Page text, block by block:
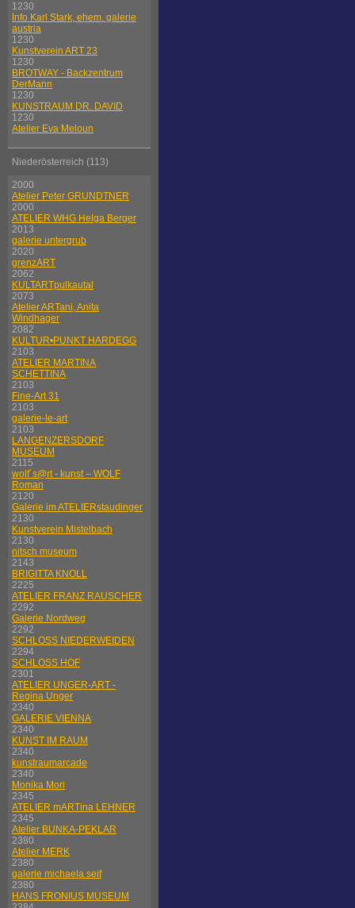
1230
Info Karl Stark, ehem. galerie
austria
1230
Kunstverein ART 23
1230
BROTWAY - Backzentrum
DerMann
1230
KUNSTRAUM DR. DAVID
1230
Atelier Eva Meloun
Niederösterreich (113)
2000
Atelier Peter GRUNDTNER
2000
ATELIER WHG Helga Berger
2013
galerie untergrub
2020
grenzART
2062
KULTARTpulkautal
2073
Atelier ARTani, Anita
Windhager
2082
KULTUR•PUNKT HARDEGG
2103
ATELIER MARTINA
SCHETTINA
2103
Fine-Art 31
2103
galerie-le-art
2103
LANGENZERSDORF
MUSEUM
2115
wolf´s@rt - kunst – WOLF
Roman
2120
Galerie im ATELIERstaudinger
2130
Kunstverein Mistelbach
2130
nitsch museum
2143
BRIGITTA KNOLL
2225
ATELIER FRANZ RAUSCHER
2292
Galerie Nordweg
2292
SCHLOSS NIEDERWEIDEN
2294
SCHLOSS HOF
2301
ATELIER UNGER-ART -
Regina Unger
2340
GALERIE VIENNA
2340
KUNST IM RAUM
2340
kunstraumarcade
2340
Monika Mori
2345
ATELIER mARTina LEHNER
2345
Atelier BUNKA-PEKLAR
2380
Atelier MERK
2380
galerie michaela seif
2380
HANS FRONIUS MUSEUM